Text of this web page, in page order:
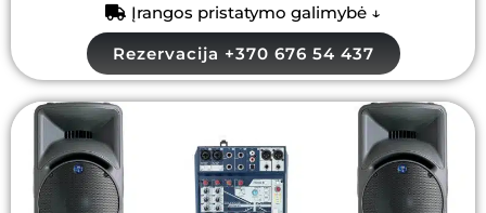
Įrangos pristatymo galimybė ↓
Rezervacija +370 676 54 437